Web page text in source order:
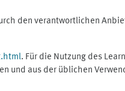
den verantwortlichen
. Für die Nutzung des
und aus der üblichen